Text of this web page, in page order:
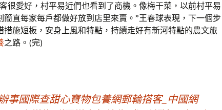
很愛好，村平易近們也看到了商機。像梅干菜，以前村平易
直每家每戶都做好放到店里來賣。”王春球表現，下一個步
措施短板，安身上風和特點，持續走好有新河特點的農文旅
之路。(完)
事國際查甜心寶物包養網郵輪搭客_中國網